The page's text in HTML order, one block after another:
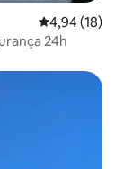
4,94 de uma
4,94 (18)
24h